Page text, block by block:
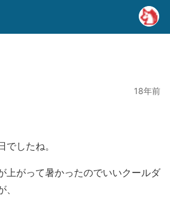
18年前
したね。
上がって暑かったのでいいクールダ